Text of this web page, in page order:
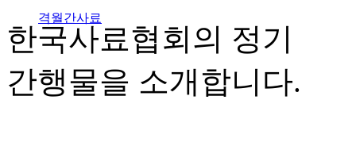
격월간사료
한국사료협회의 정기
간행물을 소개합니다.